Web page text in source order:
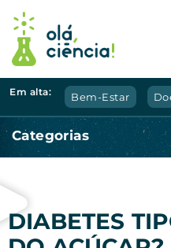
Em alta: Bem-Estar
Categorias
DIABETES